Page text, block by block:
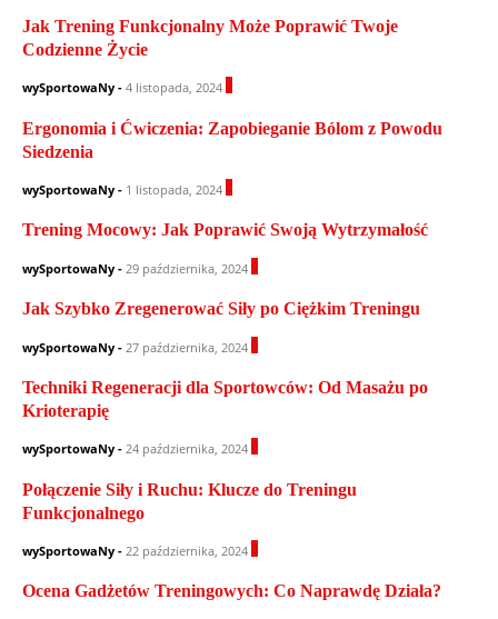
Jak Trening Funkcjonalny Może Poprawić Twoje
Codzienne Życie
wySportowaNy - 4 listopada, 2024
Ergonomia i Ćwiczenia: Zapobieganie Bólom z Powodu
Siedzenia
wySportowaNy - 1 listopada, 2024
Trening Mocowy: Jak Poprawić Swoją Wytrzymałość
wySportowaNy - 29 października, 2024
Jak Szybko Zregenerować Siły po Ciężkim Treningu
wySportowaNy - 27 października, 2024
Techniki Regeneracji dla Sportowców: Od Masażu po
Krioterapię
wySportowaNy - 24 października, 2024
Połączenie Siły i Ruchu: Klucze do Treningu
Funkcjonalnego
wySportowaNy - 22 października, 2024
Ocena Gadżetów Treningowych: Co Naprawdę Działa?